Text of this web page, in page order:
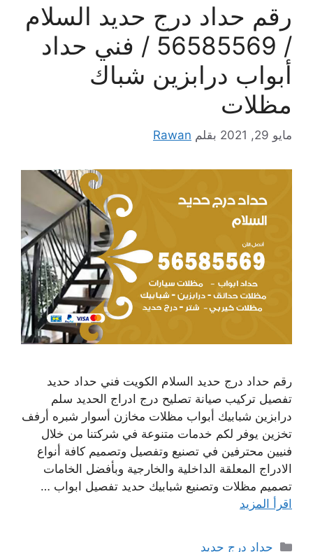
رقم حداد درج حديد السلام
/ 56585569 / فني حداد
أبواب درابزين شباك
مظلات
مايو 29, 2021 بقلم Rawan
رقم حداد درج حديد السلام الكويت فني حداد حديد
تفصيل تركيب صيانة تصليح درج ادراج الحديد سلم
درابزين شبابيك أبواب مظلات مخازن أسوار شبره أرفف
تخزين يوفر لكم خدمات متنوعة في شركتنا من خلال
فنيين محترفين في تصنيع وتفصيل وتصميم كافة أنواع
الادراج المعلقة الداخلية والخارجية وبأفضل الخامات
تصميم مظلات وتصنيع شبابيك حديد تفصيل ابواب …
اقرأ المزيد
التصنيفات
حداد درج حديد